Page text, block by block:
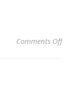
Comments Offon